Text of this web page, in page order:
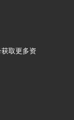
取更多资